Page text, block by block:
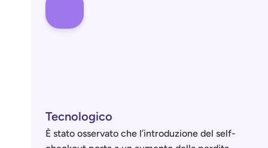
Tecnologico
È stato osservato che l’introduzione del self-